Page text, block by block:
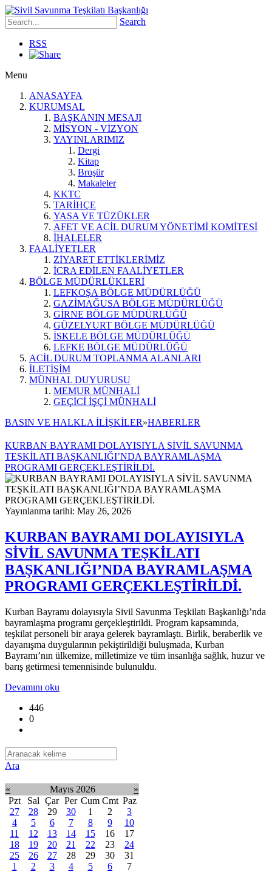
Search
RSS
Menu
ANASAYFA
KURUMSAL
BAŞKANIN MESAJI
MİSYON - VİZYON
YAYINLARIMIZ
Dergi
Kitap
Broşür
Makaleler
KKTC
TARİHÇE
YASA VE TÜZÜKLER
AFET VE ACİL DURUM YÖNETİMİ KOMİTESİ
İHALELER
FAALİYETLER
ZİYARET ETTİKLERİMİZ
İCRA EDİLEN FAALİYETLER
BÖLGE MÜDÜRLÜKLERİ
LEFKOŞA BÖLGE MÜDÜRLÜĞÜ
GAZİMAĞUSA BÖLGE MÜDÜRLÜĞÜ
GİRNE BÖLGE MÜDÜRLÜĞÜ
GÜZELYURT BÖLGE MÜDÜRLÜĞÜ
İSKELE BÖLGE MÜDÜRLÜĞÜ
LEFKE BÖLGE MÜDÜRLÜĞÜ
ACİL DURUM TOPLANMA ALANLARI
İLETİŞİM
MÜNHAL DUYURUSU
MEMUR MÜNHALİ
GEÇİCİ İŞÇİ MÜNHALİ
BASIN VE HALKLA İLİŞKİLER»HABERLER
KURBAN BAYRAMI DOLAYISIYLA SİVİL SAVUNMA
TEŞKİLATI BAŞKANLIĞI’NDA BAYRAMLAŞMA
PROGRAMI GERÇEKLEŞTİRİLDİ.
Yayınlanma tarihi: May 26, 2026
KURBAN BAYRAMI DOLAYISIYLA
SİVİL SAVUNMA TEŞKİLATI
BAŞKANLIĞI’NDA BAYRAMLAŞMA
PROGRAMI GERÇEKLEŞTİRİLDİ.
Kurban Bayramı dolayısıyla Sivil Savunma Teşkilatı Başkanlığı’nda
bayramlaşma programı gerçekleştirildi. Program kapsamında,
teşkilat personeli bir araya gelerek bayramlaştı. Birlik, beraberlik ve
dayanışma duygularının pekiştirildiği buluşmada, Kurban
Bayramı’nın ülkemize, milletimize ve tüm insanlığa sağlık, huzur ve
barış getirmesi temennisinde bulunuldu.
Devamını oku
446
0
Ara
« Mayıs 2026
»
Pzt
Sal Çar Per Cum Cmt Paz
27
28 29 30 1 2
3
4
5 6 7 8 9
10
11
12 13 14 15 16
17
18
19 20 21 22 23
24
25
26 27 28 29 30
31
1
2 3 4 5 6 7